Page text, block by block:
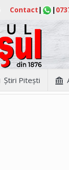
Contact | |
Ştiri Piteşti